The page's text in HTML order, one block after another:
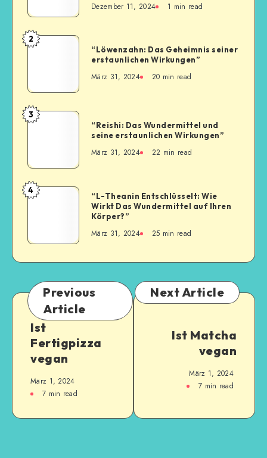
Dezember 11, 2024 1 min read
2
“Löwenzahn: Das Geheimnis seiner
erstaunlichen Wirkungen”
März 31, 2024 20 min read
3
“Reishi: Das Wundermittel und
seine erstaunlichen Wirkungen”
März 31, 2024 22 min read
4
“L-Theanin Entschlüsselt: Wie
Wirkt Das Wundermittel auf Ihren
Körper?”
März 31, 2024 25 min read
Previous
Article
Ist
Fertigpizza
vegan
März 1, 2024
7 min read
Next Article
Ist Matcha
vegan
März 1, 2024
7 min read